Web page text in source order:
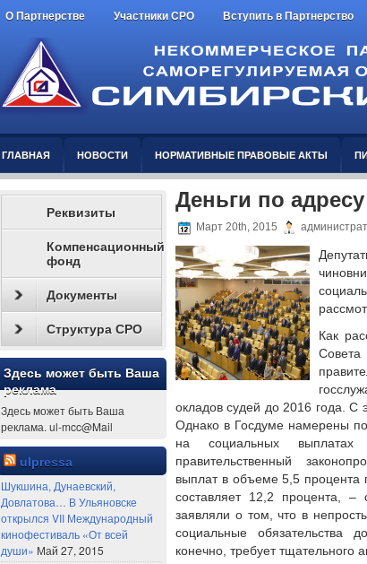
О Партнерстве Участники СРО Вступить в Партнерство
ГЛАВНАЯ НОВОСТИ НОРМАТИВНЫЕ ПРАВОВЫЕ АКТЫ
Реквизиты
Компенсационный
фонд
Документы
Структура СРО
Здесь может быть Ваша
реклама
Здесь может быть Ваша
реклама. ul-mcc@Mail
ulpressa
Шукшина, Дунаевский,
Довлатова… В Ульяновске
открылся VII Международный
кинофестиваль «От всей
души» Май 27, 2015
Деньги по адресу
Март 20th, 2015
Как
окладов судей до 2016 года. С
Однако в Госдуме намерены
на социальных выплатах
правительственный
выплат в объеме 5,5 процента
составляет 12,2 процента,
заявляли о том, что в
социальные обязательства
конечно, требует тщательного